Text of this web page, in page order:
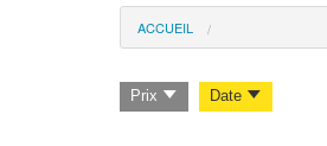
ACCUEIL
Prix Date